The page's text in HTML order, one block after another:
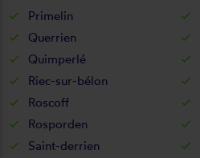
Primelin
Querrien
Quimperlé
Riec-sur-bélon
Roscoff
Rosporden
Saint-derrien